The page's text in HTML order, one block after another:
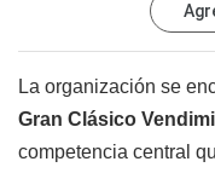
La organización se
Gran Clásico
competencia central